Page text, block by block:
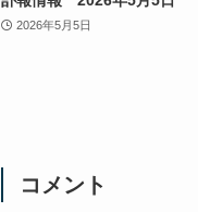
2026年5月5日
コメント